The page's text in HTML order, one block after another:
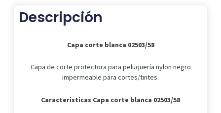
Descripción
Capa corte blanca 02503/58
Capa de corte protectora para peluquería nylon negro
impermeable para cortes/tintes.
Caracteristicas Capa corte blanca 02503/58